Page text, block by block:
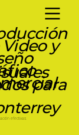
para
efectivas.
y